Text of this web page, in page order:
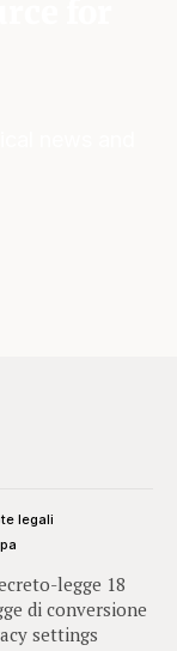
legge 18
di conversione
settings
legali